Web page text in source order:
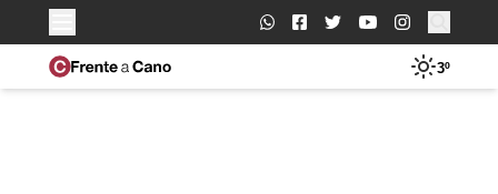
Buscar:
3º